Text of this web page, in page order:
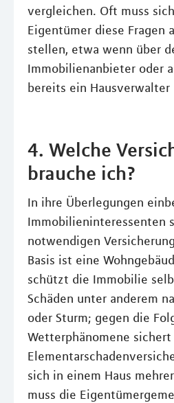
vergleichen. Oft muss
Eigentümer diese Fragen
stellen, etwa wenn über
Immobilienanbieter oder
bereits ein
4. Welche
brauche ich?
In ihre Überlegungen
Immobilieninteressenten
notwendigen
Basis ist eine
schützt die Immobilie
Schäden unter anderem
oder Sturm; gegen die
Wetterphänomene sichert
sich in einem Haus
muss die